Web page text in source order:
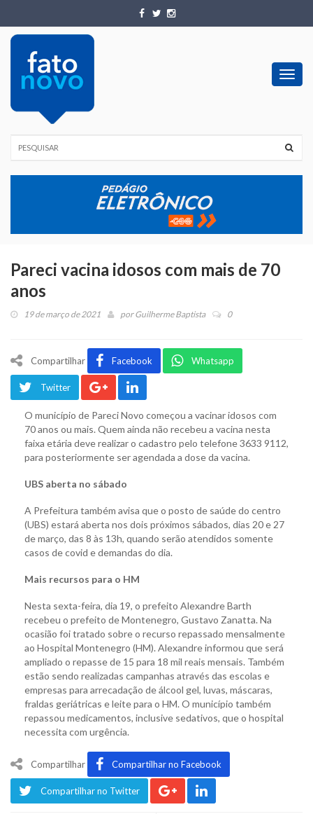
Pareci vacina idosos com mais de 70
anos
19 de março de 2021 porGuilherme Baptista 0
Compartilhar Facebook Whatsapp
Twitter
O município de Pareci Novo começou a vacinar idosos com
70 anos ou mais. Quem ainda não recebeu a vacina nesta
faixa etária deve realizar o cadastro pelo telefone 3633 9112,
para posteriormente ser agendada a dose da vacina.
UBS aberta no sábado
A Prefeitura também avisa que o posto de saúde do centro
(UBS) estará aberta nos dois próximos sábados, dias 20 e 27
de março, das 8 às 13h, quando serão atendidos somente
casos de covid e demandas do dia.
Mais recursos para o HM
Nesta sexta-feira, dia 19, o prefeito Alexandre Barth
recebeu o prefeito de Montenegro, Gustavo Zanatta. Na
ocasião foi tratado sobre o recurso repassado mensalmente
ao Hospital Montenegro (HM). Alexandre informou que será
ampliado o repasse de 15 para 18 mil reais mensais. Também
estão sendo realizadas campanhas através das escolas e
empresas para arrecadação de álcool gel, luvas, máscaras,
fraldas geriátricas e leite para o HM. O município também
repassou medicamentos, inclusive sedativos, que o hospital
necessita com urgência.
Compartilhar Compartilhar no Facebook
Compartilhar no Twitter